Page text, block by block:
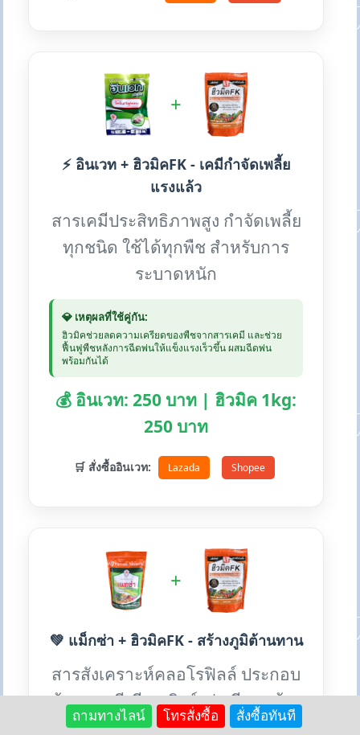
+
⚡ อินเวท + ฮิวมิคFK - เคมีกำจัดเพลี้ย
แรงแล้ว
สารเคมีประสิทธิภาพสูง กำจัดเพลี้ย
ทุกชนิด ใช้ได้ทุกพืช สำหรับการ
ระบาดหนัก
💎 เหตุผลที่ใช้คู่กัน:
ฮิวมิคช่วยลดความเครียดของพืชจากสารเคมี และช่วย
ฟื้นฟูพืชหลังการฉีดพ่นให้แข็งแรงเร็วขึ้น ผสมฉีดพ่น
พร้อมกันได้
💰 อินเวท: 250 บาท | ฮิวมิค 1kg:
250 บาท
🛒 สั่งซื้ออินเวท: Lazada Shopee
+
💚 แม็กซ่า + ฮิวมิคFK - สร้างภูมิต้านทาน
สารสังเคราะห์คลอโรฟิลล์ ประกอบ
ด้วยแมกนีเซียม ซิงค์ เร่งเขียว สร้าง
ภูมิต้านทานโรค
ถามทางไลน์ โทรสั่งซื้อ สั่งซื้อทันที